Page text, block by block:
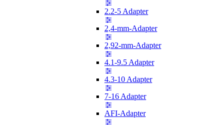
2.2-5 Adapter
2,4-mm-Adapter
2,92-mm-Adapter
4.1-9.5 Adapter
4.3-10 Adapter
7-16 Adapter
AFI-Adapter